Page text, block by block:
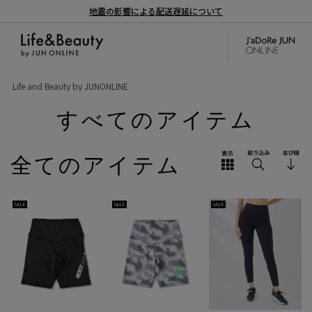
地震の影響による配送遅延について
Life and Beauty by JUNONLINE
すべてのアイテム
全てのアイテム
SALE SALE SALE